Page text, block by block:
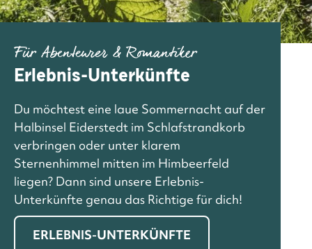
Für Abenteurer & Romantiker
Erlebnis-Unterkünfte
Du möchtest eine laue Sommernacht auf der
Halbinsel Eiderstedt im Schlafstrandkorb
verbringen oder unter klarem
Sternenhimmel mitten im Himbeerfeld
liegen? Dann sind unsere Erlebnis-
Unterkünfte genau das Richtige für dich!
ERLEBNIS-UNTERKÜNFTE